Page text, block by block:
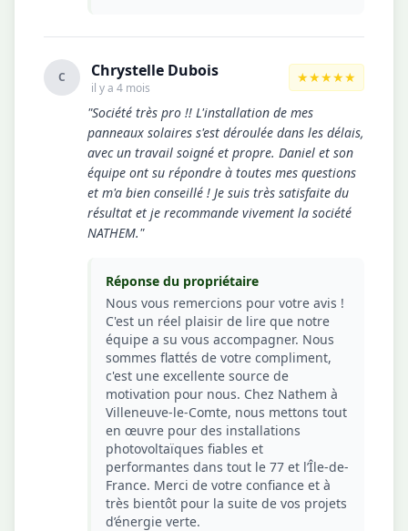
C Chrystelle Dubois
il y a 4 mois
★★★★★
"Société très pro !! L'installation de mes
panneaux solaires s'est déroulée dans les délais,
avec un travail soigné et propre. Daniel et son
équipe ont su répondre à toutes mes questions
et m'a bien conseillé ! Je suis très satisfaite du
résultat et je recommande vivement la société
NATHEM."
Réponse du propriétaire
Nous vous remercions pour votre avis !
C'est un réel plaisir de lire que notre
équipe a su vous accompagner. Nous
sommes flattés de votre compliment,
c'est une excellente source de
motivation pour nous. Chez Nathem à
Villeneuve-le-Comte, nous mettons tout
en œuvre pour des installations
photovoltaïques fiables et
performantes dans tout le 77 et l’Île-de-
France. Merci de votre confiance et à
très bientôt pour la suite de vos projets
d’énergie verte.